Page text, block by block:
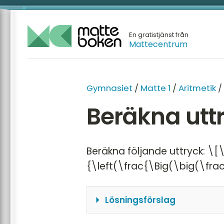
En gratistjänst från
Mattecentrum
Gymnasiet / Matte 1 / Aritmetik /
Beräkna
Beräkna följande uttryck:
Lösningsförslag